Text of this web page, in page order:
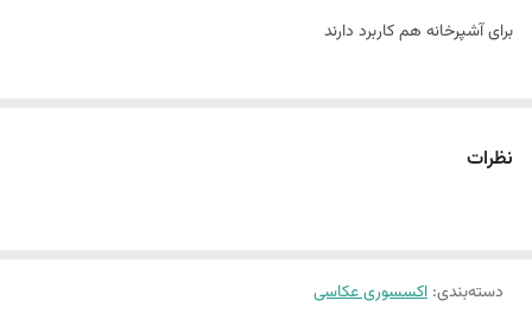
برای آشپرخانه هم کاربرد دارند
نظرات
دسته‌بندی: اکسسوری عکاسی